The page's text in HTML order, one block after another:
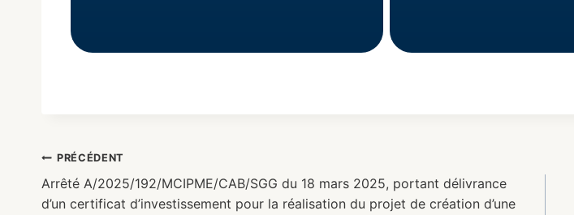
PRÉCÉDENT
Arrêté A/2025/192/MCIPME/CAB/SGG du 18 mars 2025, portant délivrance
d’un certificat d’investissement pour la réalisation du projet de création d’une